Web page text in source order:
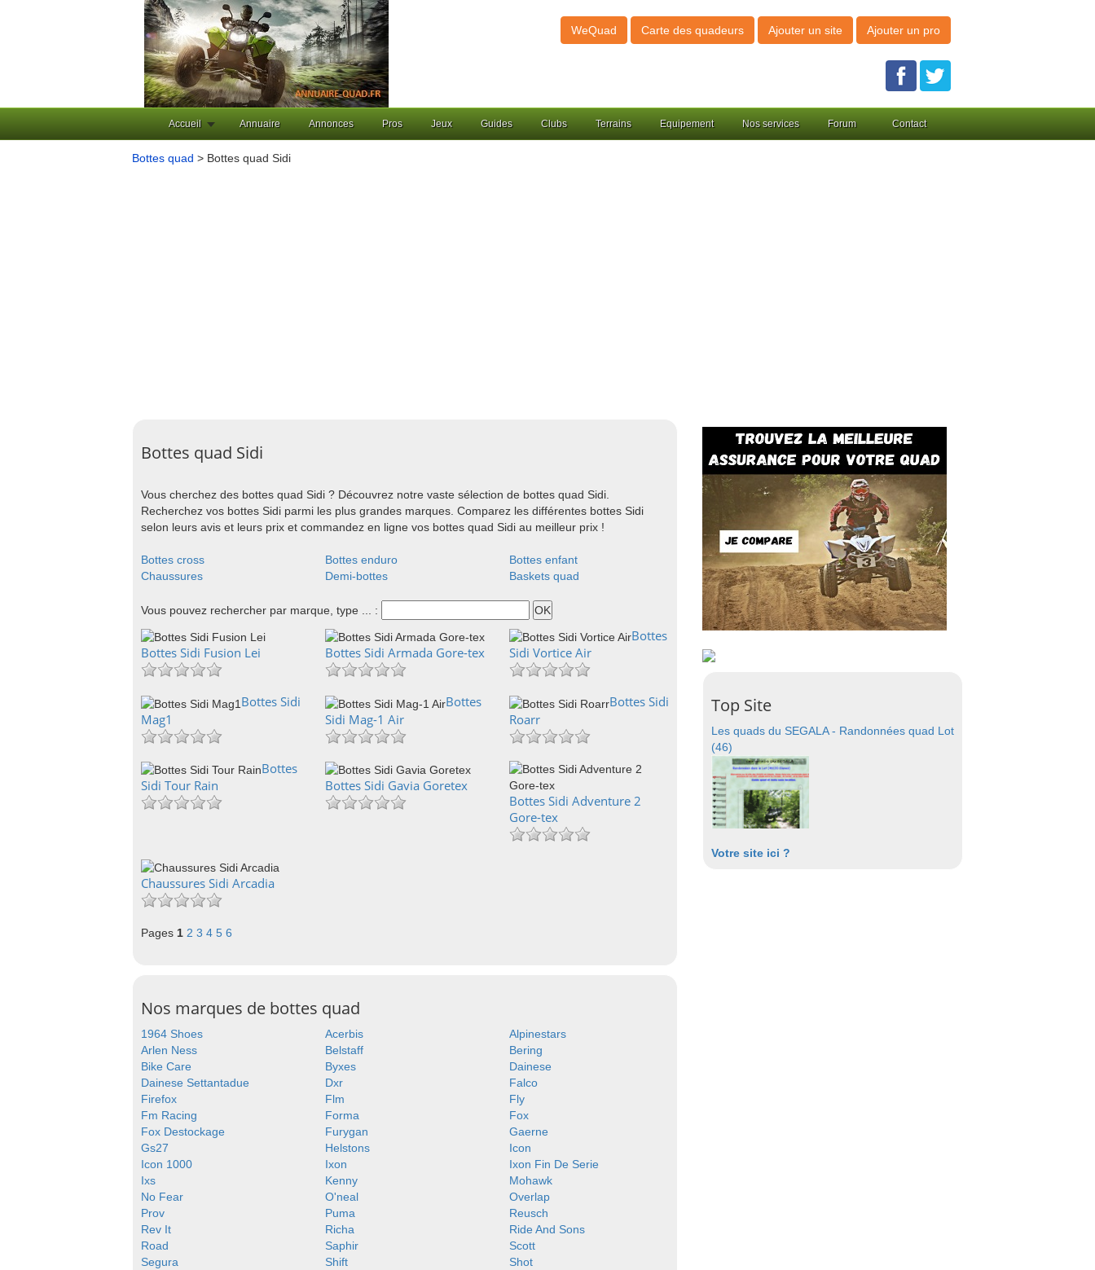
WeQuad Carte des quadeurs Ajouter un site Ajouter un pro
Accueil Annuaire Annonces Pros Jeux Guides Clubs Terrains Equipement Nos services Forum Contact
Bottes quad > Bottes quad Sidi
Bottes quad Sidi
Vous cherchez des bottes quad Sidi ? Découvrez notre vaste sélection de bottes quad Sidi.
Recherchez vos bottes Sidi parmi les plus grandes marques. Comparez les différentes bottes Sidi
selon leurs avis et leurs prix et commandez en ligne vos bottes quad Sidi au meilleur prix !
Bottes cross Bottes enduro
Bottes enfant
Chaussures
Demi-bottes Baskets quad
Vous pouvez rechercher par marque, type ... :
Bottes Sidi Fusion Lei Bottes Sidi Armada Gore-tex
Bottes
Sidi Vortice Air
Bottes Sidi
Mag1
Bottes
Sidi Mag-1 Air
Bottes Sidi
Roarr
Bottes
Sidi Tour Rain
Bottes Sidi Gavia Goretex
Bottes Sidi Adventure 2
Gore-tex
Chaussures Sidi Arcadia
Pages 1 2 3 4 5 6
Nos marques de bottes quad
1964 Shoes Acerbis
Alpinestars
Arlen Ness
Belstaff
Bering
Bike Care
Byxes
Dainese
Dainese Settantadue
Dxr
Falco
Firefox
Flm
Fly
Fm Racing
Forma
Fox
Fox Destockage
Furygan
Gaerne
Gs27
Helstons
Icon
Icon 1000
Ixon
Ixon Fin De Serie
Ixs
Kenny
Mohawk
No Fear
O'neal
Overlap
Prov
Puma
Reusch
Rev It
Richa
Ride And Sons
Road
Saphir
Scott
Segura
Shift
Shot
Top Site
Les quads du SEGALA - Randonnées quad Lot
(46)
Votre site ici ?